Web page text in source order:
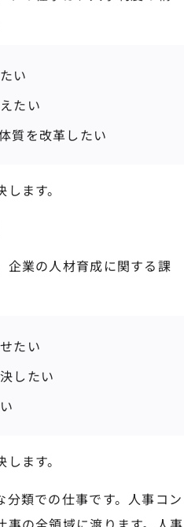
い
たい
質を改革したい
ます。
企業の人材育成に関する課
たい
したい
ます。
類での仕事です。人事コン